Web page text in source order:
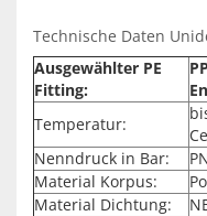
Technische Daten
Ausgewählter PE
Fitting:
Temperatur:
Nenndruck in Bar:
Material Korpus:
Material Dichtung: